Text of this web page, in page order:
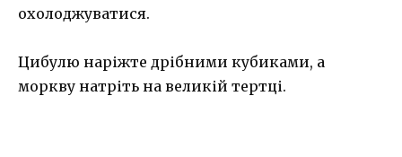
охолоджуватися.
Цибулю наріжте дрібними кубиками, а
моркву натріть на великій тертці.